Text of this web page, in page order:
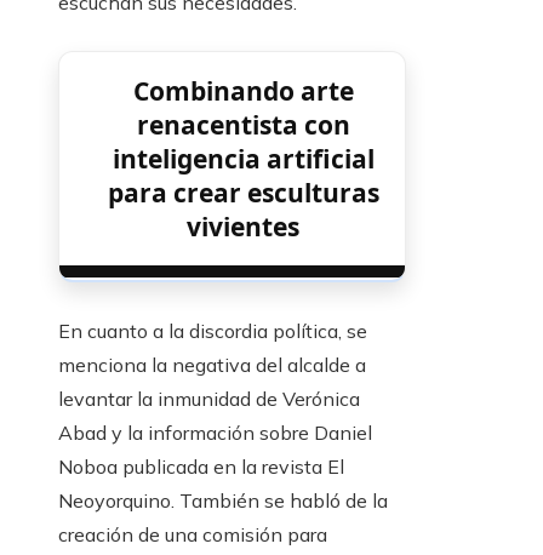
Combinando arte
renacentista con
inteligencia artificial
para crear esculturas
vivientes
En cuanto a la discordia política, se
menciona la negativa del alcalde a
levantar la inmunidad de Verónica
Abad y la información sobre Daniel
Noboa publicada en la revista El
Neoyorquino. También se habló de la
creación de una comisión para